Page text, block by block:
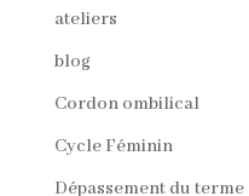
ateliers
blog
Cordon ombilical
Cycle Féminin
Dépassement du terme